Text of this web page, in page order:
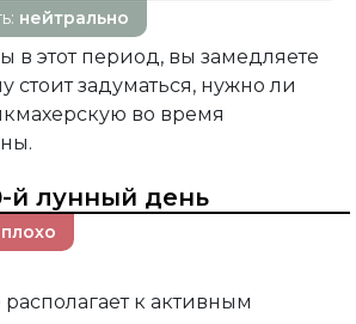
нейтрально
в этот период, вы замедляете
стоит задуматься, нужно ли
во время
й лунный день
плохо
к активным